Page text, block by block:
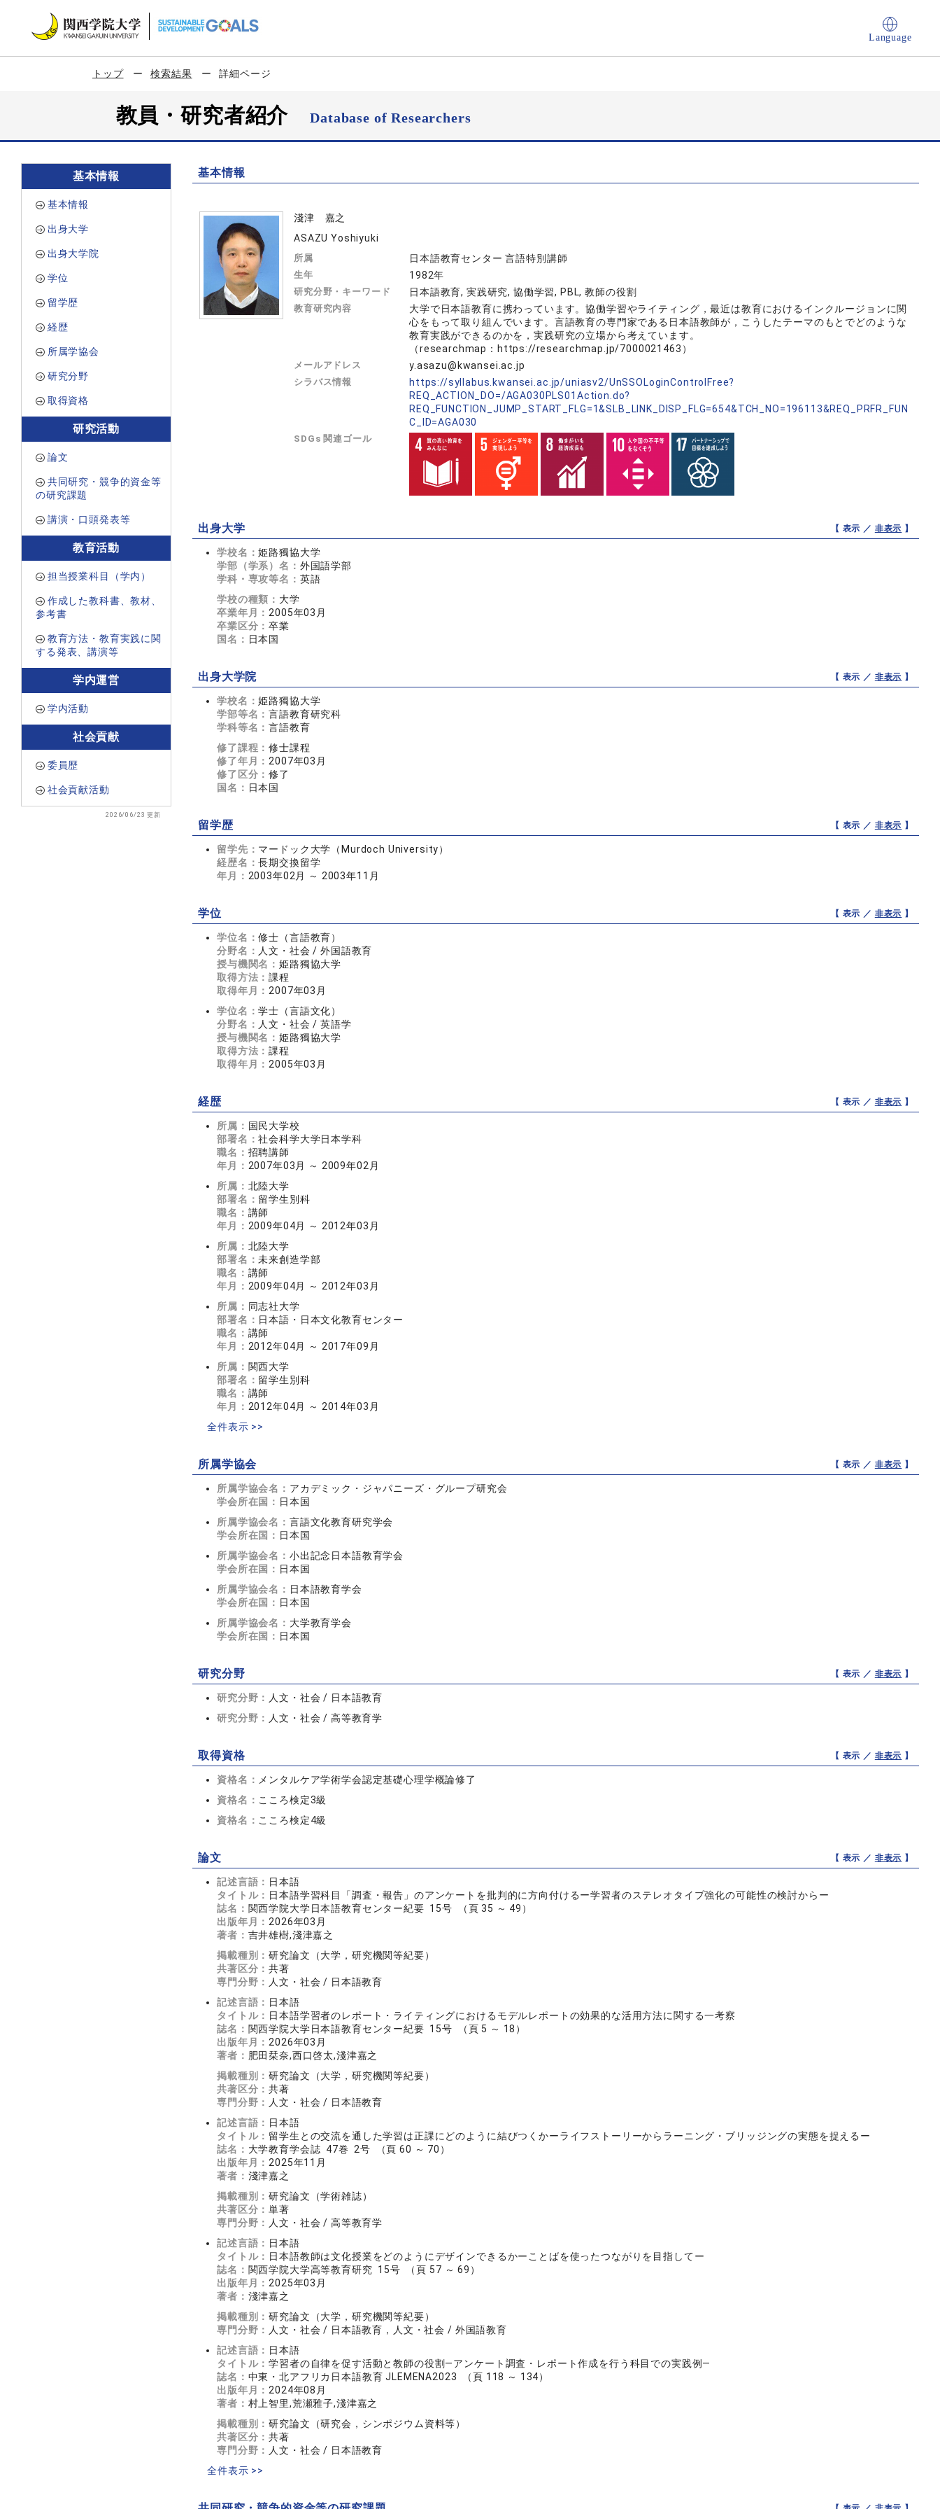
Language
トップ 検索結果 詳細ページ
教員・研究者紹介Database of Researchers
基本情報
基本情報
出身大学
出身大学院
学位
留学歴
経歴
所属学協会
研究分野
取得資格
研究活動
論文
共同研究・競争的資金等
の研究課題
講演・口頭発表等
教育活動
担当授業科目（学内）
作成した教科書、教材、
参考書
教育方法・教育実践に関
する発表、講演等
学内運営
学内活動
社会貢献
委員歴
社会貢献活動
2026/06/23 更新
基本情報
淺津 嘉之
ASAZU Yoshiyuki
所属 日本語教育センター 言語特別講師
生年 1982年
研究分野・キーワード 日本語教育, 実践研究, 協働学習, PBL, 教師の役割
教育研究内容
大学で日本語教育に携わっています。協働学習やライティング，最近は教育におけるインクルージョンに関
心をもって取り組んでいます。言語教育の専門家である日本語教師が，こうしたテーマのもとでどのような
教育実践ができるのかを，実践研究の立場から考えています。
（researchmap：https://researchmap.jp/7000021463）
メールアドレス y.asazu@kwansei.ac.jp
シラバス情報
https://syllabus.kwansei.ac.jp/uniasv2/UnSSOLoginControlFree?
REQ_ACTION_DO=/AGA030PLS01Action.do?
REQ_FUNCTION_JUMP_START_FLG=1&SLB_LINK_DISP_FLG=654&TCH_NO=196113&REQ_PRFR_FUN
C_ID=AGA030
SDGs 関連ゴール
出身大学 【 表示 ／ 非表示 】
学校名：姫路獨協大学
学部（学系）名： 外国語学部
学科・専攻等名： 英語
学校の種類： 大学
卒業年月： 2005年03月
卒業区分：卒業
国名： 日本国
出身大学院 【 表示 ／ 非表示 】
学校名：姫路獨協大学
学部等名：言語教育研究科
学科等名：言語教育
修了課程：修士課程
修了年月： 2007年03月
修了区分：修了
国名： 日本国
留学歴 【 表示 ／ 非表示 】
留学先： マードック大学（Murdoch University）
経歴名：長期交換留学
年月： 2003年02月 ～ 2003年11月
学位 【 表示 ／ 非表示 】
学位名：修士（言語教育）
分野名： 人文・社会 / 外国語教育
授与機関名：姫路獨協大学
取得方法：課程
取得年月： 2007年03月
学位名：学士（言語文化）
分野名： 人文・社会 / 英語学
授与機関名：姫路獨協大学
取得方法：課程
取得年月： 2005年03月
経歴 【 表示 ／ 非表示 】
所属： 国民大学校
部署名：社会科学大学日本学科
職名： 招聘講師
年月： 2007年03月 ～ 2009年02月
所属： 北陸大学
部署名： 留学生別科
職名： 講師
年月： 2009年04月 ～ 2012年03月
所属： 北陸大学
部署名：未来創造学部
職名： 講師
年月： 2009年04月 ～ 2012年03月
所属： 同志社大学
部署名： 日本語・日本文化教育センター
職名： 講師
年月： 2012年04月 ～ 2017年09月
所属： 関西大学
部署名： 留学生別科
職名： 講師
年月： 2012年04月 ～ 2014年03月
全件表示 >>
所属学協会 【 表示 ／ 非表示 】
所属学協会名： アカデミック・ジャパニーズ・グループ研究会
学会所在国： 日本国
所属学協会名： 言語文化教育研究学会
学会所在国： 日本国
所属学協会名： 小出記念日本語教育学会
学会所在国： 日本国
所属学協会名： 日本語教育学会
学会所在国： 日本国
所属学協会名： 大学教育学会
学会所在国： 日本国
研究分野 【 表示 ／ 非表示 】
研究分野： 人文・社会 / 日本語教育
研究分野： 人文・社会 / 高等教育学
取得資格 【 表示 ／ 非表示 】
資格名： メンタルケア学術学会認定基礎心理学概論修了
資格名： こころ検定3級
資格名： こころ検定4級
論文 【 表示 ／ 非表示 】
記述言語： 日本語
タイトル： 日本語学習科目「調査・報告」のアンケートを批判的に方向付けるー学習者のステレオタイプ強化の可能性の検討からー
誌名： 関西学院大学日本語教育センター紀要 15号 （頁 35 ～ 49）
出版年月： 2026年03月
著者： 吉井雄樹,淺津嘉之
掲載種別：研究論文（大学，研究機関等紀要）
共著区分：共著
専門分野： 人文・社会 / 日本語教育
記述言語： 日本語
タイトル： 日本語学習者のレポート・ライティングにおけるモデルレポートの効果的な活用方法に関する一考察
誌名： 関西学院大学日本語教育センター紀要 15号 （頁 5 ～ 18）
出版年月： 2026年03月
著者： 肥田栞奈,西口啓太,淺津嘉之
掲載種別：研究論文（大学，研究機関等紀要）
共著区分：共著
専門分野： 人文・社会 / 日本語教育
記述言語： 日本語
タイトル： 留学生との交流を通した学習は正課にどのように結びつくかーライフストーリーからラーニング・ブリッジングの実態を捉えるー
誌名： 大学教育学会誌 47巻 2号 （頁 60 ～ 70）
出版年月： 2025年11月
著者： 淺津嘉之
掲載種別：研究論文（学術雑誌）
共著区分：単著
専門分野： 人文・社会 / 高等教育学
記述言語： 日本語
タイトル： 日本語教師は文化授業をどのようにデザインできるかーことばを使ったつながりを目指してー
誌名： 関西学院大学高等教育研究 15号 （頁 57 ～ 69）
出版年月： 2025年03月
著者： 淺津嘉之
掲載種別：研究論文（大学，研究機関等紀要）
専門分野： 人文・社会 / 日本語教育，人文・社会 / 外国語教育
記述言語： 日本語
タイトル：学習者の自律を促す活動と教師の役割―アンケート調査・レポート作成を行う科目での実践例―
誌名： 中東・北アフリカ日本語教育 JLEMENA2023 （頁 118 ～ 134）
出版年月： 2024年08月
著者： 村上智里,荒瀬雅子,淺津嘉之
掲載種別：研究論文（研究会，シンポジウム資料等）
共著区分：共著
専門分野： 人文・社会 / 日本語教育
全件表示 >>